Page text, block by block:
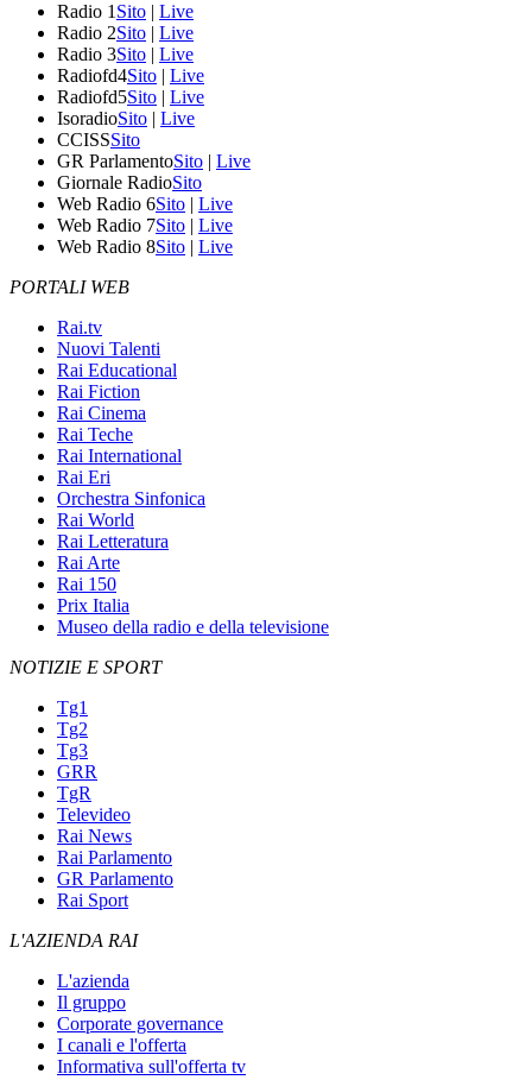
Radio 1 Sito | Live
Radio 2Sito | Live
Radio 3Sito | Live
Radiofd4Sito | Live
Radiofd5Sito | Live
IsoradioSito | Live
CCISSSito
GR ParlamentoSito | Live
Giornale RadioSito
Web Radio 6Sito | Live
Web Radio 7Sito | Live
Web Radio 8Sito | Live
PORTALI WEB
Rai.tv
Nuovi Talenti
Rai Educational
Rai Fiction
Rai Cinema
Rai Teche
Rai International
Rai Eri
Orchestra Sinfonica
Rai World
Rai Letteratura
Rai Arte
Rai 150
Prix Italia
Museo della radio e della televisione
NOTIZIE E SPORT
Tg1
Tg2
Tg3
GRR
TgR
Televideo
Rai News
Rai Parlamento
GR Parlamento
Rai Sport
L'AZIENDA RAI
L'azienda
Il gruppo
Corporate governance
I canali e l'offerta
Informativa sull'offerta tv